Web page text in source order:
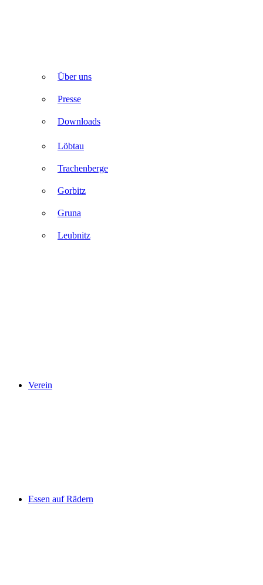
Löbtau
Trachenberge
Gorbitz
Gruna
Leubnitz
Essen auf Rädern
Über uns
Presse
Downloads
Verein